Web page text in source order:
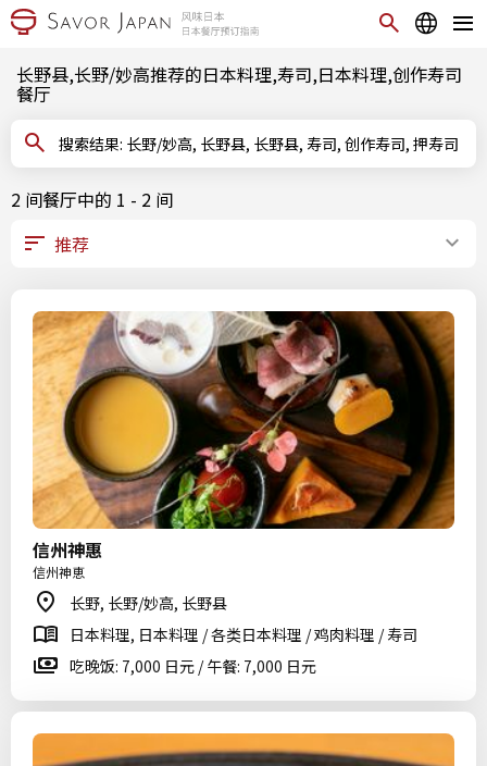
长野县,长野/妙高推荐的日本料理,寿司,日本料理,创作寿司
餐厅
搜索结果: 长野/妙高, 长野县, 长野县, 寿司, 创作寿司, 押寿司
2 间餐厅中的 1 - 2 间
信州神惠
信州神恵
长野, 长野/妙高, 长野县
日本料理, 日本料理 / 各类日本料理 / 鸡肉料理 / 寿司
吃晚饭: 7,000 日元 / 午餐: 7,000 日元